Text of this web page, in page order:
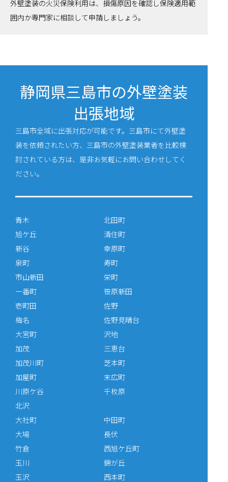
外壁塗装の火災保険利用は、損傷原因を確認し保険適用範
囲内か専門家に相談して申請しましょう。
静岡県三島市の外壁塗装
出張地域
三島市全域に出張対応が可能です。三島市にて外壁塗
装を依頼されたい方、三島市の外壁塗装業者を比較検
討されている方は、是非お気軽にお問い合わせしてく
ださい。
青木
旭ケ丘
新谷
泉町
市山新田
一番町
壱町田
梅名
大宮町
加茂
加茂川町
加屋町
川原ケ谷
北沢
北田町
清住町
幸原町
寿町
栄町
笹原新田
佐野
佐野見晴台
沢地
三恵台
芝本町
末広町
千枚原
大社町
大場
竹倉
玉川
玉沢
中田町
長伏
西旭ケ丘町
錦が丘
西本町